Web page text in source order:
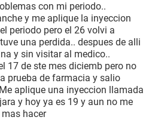
con mi periodo..
y me aplique la inyeccion
periodo pero el 26 volvi a
una perdida.. despues de alli
y sin visitar al medico..
17 de ste mes diciemb pero no
prueba de farmacia y salio
aplique una inyeccion llamada
y hoy ya es 19 y aun no me
hacer